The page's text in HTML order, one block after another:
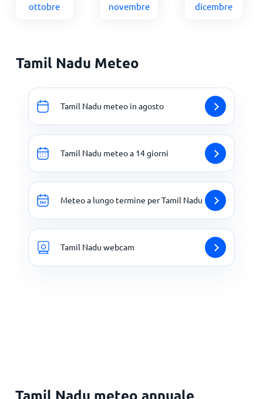
ottobre novembre dicembre
Tamil Nadu Meteo
Tamil Nadu meteo in agosto
Tamil Nadu meteo a 14 giorni
Meteo a lungo termine per Tamil Nadu
Tamil Nadu webcam
Tamil Nadu meteo annuale